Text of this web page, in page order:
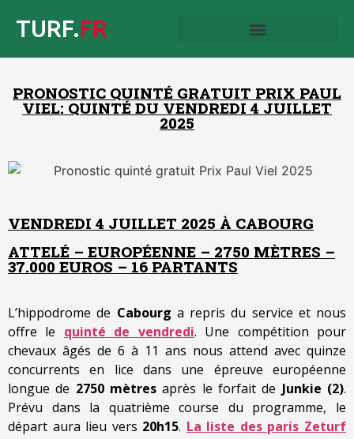
TURF.FR
PRONOSTIC QUINTÉ GRATUIT PRIX PAUL
VIEL: QUINTÉ DU VENDREDI 4 JUILLET
2025
VENDREDI 4 JUILLET 2025 À CABOURG
ATTELÉ – EUROPÉENNE – 2750 MÈTRES –
37.000 EUROS – 16 PARTANTS
L’hippodrome de Cabourg a repris du service et nous
offre le quinté de vendredi. Une compétition pour
chevaux âgés de 6 à 11 ans nous attend avec quinze
concurrents en lice dans une épreuve européenne
longue de 2750 mètresaprès le forfait de Junkie (2).
Prévu dans la quatrième course du programme, le
départ aura lieu vers 20h15. La liste des paris Zeturf